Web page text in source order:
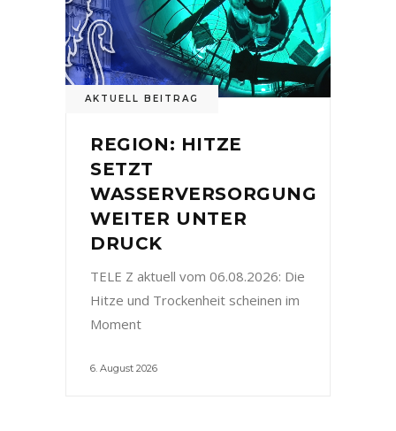
AKTUELL BEITRAG
REGION: HITZE
SETZT
WASSERVERSORGUNG
WEITER UNTER
DRUCK
TELE Z aktuell vom 06.08.2026: Die
Hitze und Trockenheit scheinen im
Moment
6. August 2026